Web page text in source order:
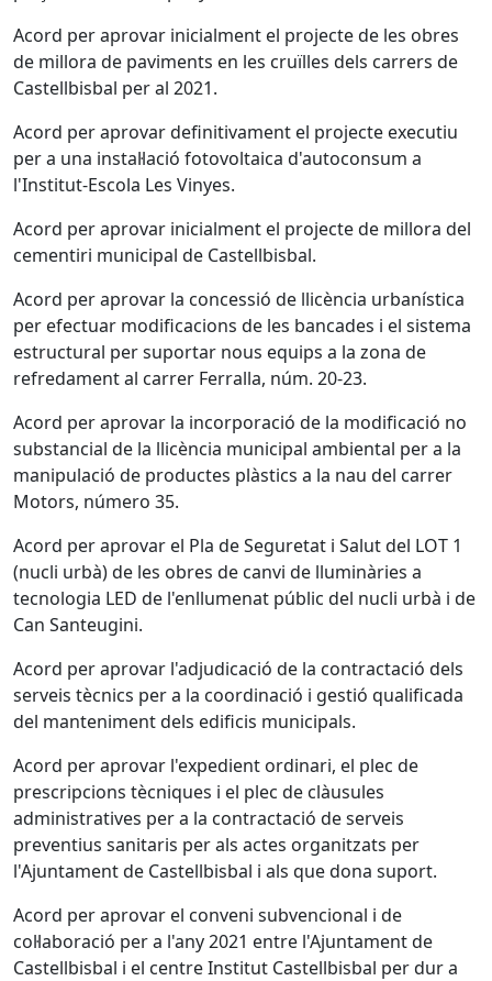
Acord per aprovar inicialment el projecte de les obres
de millora de paviments en les cruïlles dels carrers de
Castellbisbal per al 2021.
Acord per aprovar definitivament el projecte executiu
per a una instal·lació fotovoltaica d'autoconsum a
l'Institut-Escola Les Vinyes.
Acord per aprovar inicialment el projecte de millora del
cementiri municipal de Castellbisbal.
Acord per aprovar la concessió de llicència urbanística
per efectuar modificacions de les bancades i el sistema
estructural per suportar nous equips a la zona de
refredament al carrer Ferralla, núm. 20-23.
Acord per aprovar la incorporació de la modificació no
substancial de la llicència municipal ambiental per a la
manipulació de productes plàstics a la nau del carrer
Motors, número 35.
Acord per aprovar el Pla de Seguretat i Salut del LOT 1
(nucli urbà) de les obres de canvi de lluminàries a
tecnologia LED de l'enllumenat públic del nucli urbà i de
Can Santeugini.
Acord per aprovar l'adjudicació de la contractació dels
serveis tècnics per a la coordinació i gestió qualificada
del manteniment dels edificis municipals.
Acord per aprovar l'expedient ordinari, el plec de
prescripcions tècniques i el plec de clàusules
administratives per a la contractació de serveis
preventius sanitaris per als actes organitzats per
l'Ajuntament de Castellbisbal i als que dona suport.
Acord per aprovar el conveni subvencional i de
col·laboració per a l'any 2021 entre l'Ajuntament de
Castellbisbal i el centre Institut Castellbisbal per dur a